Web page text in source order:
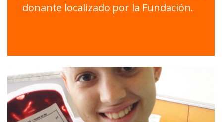
donante localizado por la Fundación.